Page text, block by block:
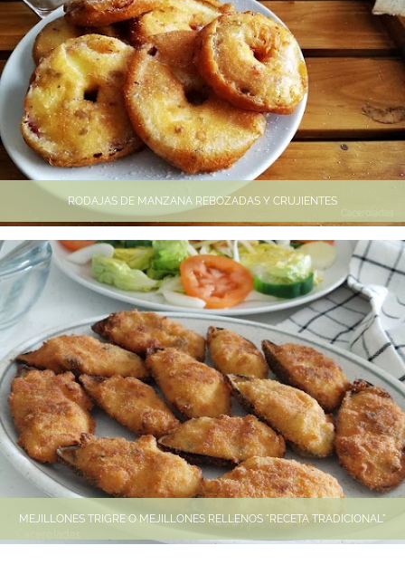
RODAJAS DE MANZANA REBOZADAS Y CRUJIENTES
MEJILLONES TRIGRE O MEJILLONES RELLENOS "RECETA TRADICIONAL"